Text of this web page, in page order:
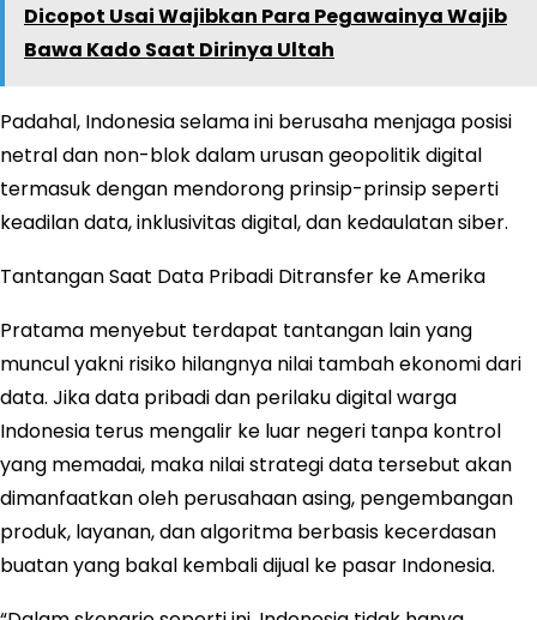
Dicopot Usai Wajibkan Para Pegawainya Wajib
Bawa Kado Saat Dirinya Ultah
Padahal, Indonesia selama ini berusaha menjaga posisi
netral dan non-blok dalam urusan geopolitik digital
termasuk dengan mendorong prinsip-prinsip seperti
keadilan data, inklusivitas digital, dan kedaulatan siber.
Tantangan Saat Data Pribadi Ditransfer ke Amerika
Pratama menyebut terdapat tantangan lain yang
muncul yakni risiko hilangnya nilai tambah ekonomi dari
data. Jika data pribadi dan perilaku digital warga
Indonesia terus mengalir ke luar negeri tanpa kontrol
yang memadai, maka nilai strategi data tersebut akan
dimanfaatkan oleh perusahaan asing, pengembangan
produk, layanan, dan algoritma berbasis kecerdasan
buatan yang bakal kembali dijual ke pasar Indonesia.